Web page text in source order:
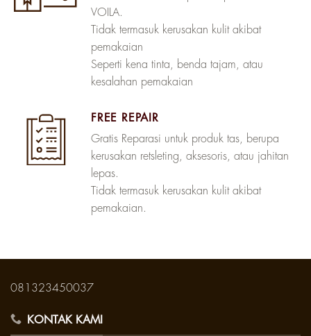
VOILA.
Tidak termasuk kerusakan kulit akibat
pemakaian
Seperti kena tinta, benda tajam, atau
kesalahan pemakaian
FREE REPAIR
Gratis Reparasi untuk produk tas, berupa
kerusakan retsleting, aksesoris, atau jahitan
lepas.
Tidak termasuk kerusakan kulit akibat
pemakaian.
081323450037
KONTAK KAMI